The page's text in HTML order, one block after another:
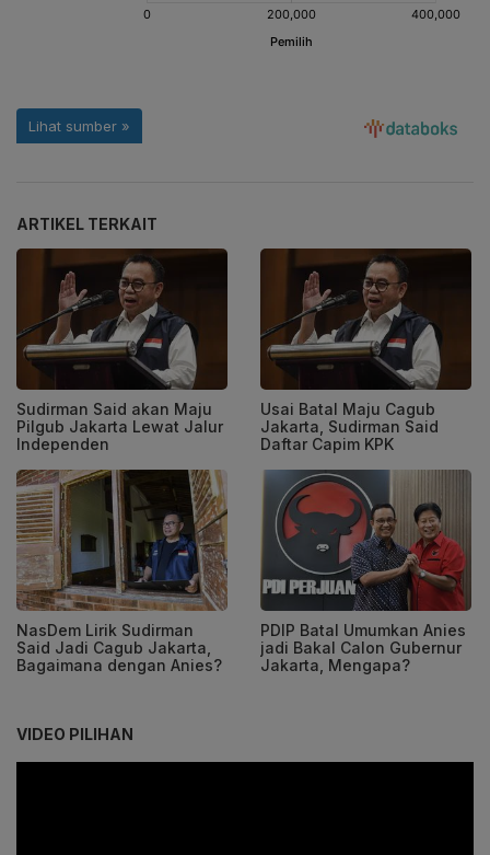
ARTIKEL TERKAIT
Sudirman Said akan Maju
Pilgub Jakarta Lewat Jalur
Independen
Usai Batal Maju Cagub
Jakarta, Sudirman Said
Daftar Capim KPK
NasDem Lirik Sudirman
Said Jadi Cagub Jakarta,
Bagaimana dengan Anies?
PDIP Batal Umumkan Anies
jadi Bakal Calon Gubernur
Jakarta, Mengapa?
VIDEO PILIHAN